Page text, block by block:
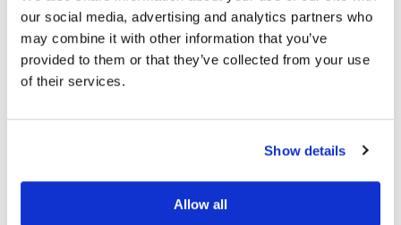
our social media, advertising and analytics partners who
may combine it with other information that you’ve
provided to them or that they’ve collected from your use
of their services.
Show details
Allow all
nawożenie, zamiast liczyć na dalsze istotne spadki.
Najdroższe regiony (m.in. powiat raciborski, dąbrowski)
powinny raczej szukać tańszej logistyki lub zakupów
wspólnych niż biernie czekać na poprawę cen.